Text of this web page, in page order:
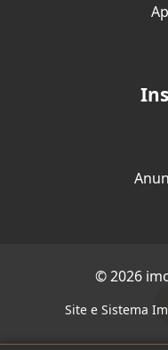
© 2026
Site e Sistema